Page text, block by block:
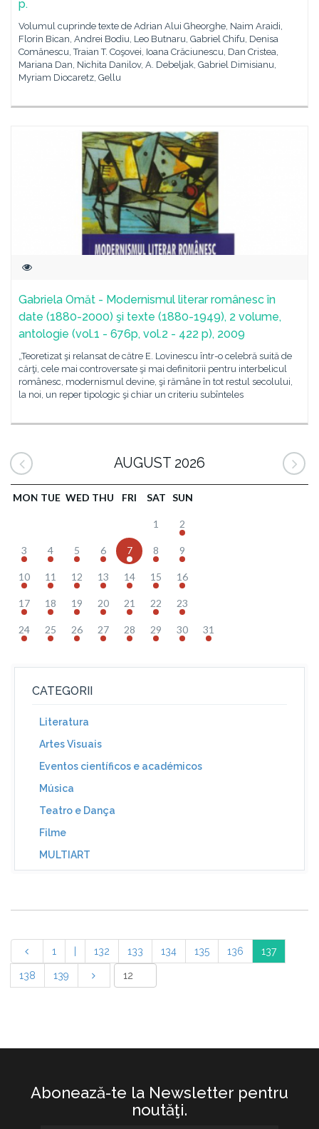
p.
Volumul cuprinde texte de Adrian Alui Gheorghe, Naim Araidi,
Florin Bican, Andrei Bodiu, Leo Butnaru, Gabriel Chifu, Denisa
Comănescu, Traian T. Coşovei, Ioana Crăciunescu, Dan Cristea,
Mariana Dan, Nichita Danilov, A. Debeljak, Gabriel Dimisianu,
Myriam Diocaretz, Gellu
Gabriela Omăt - Modernismul literar românesc în
date (1880-2000) şi texte (1880-1949), 2 volume,
antologie (vol.1 - 676p, vol.2 - 422 p), 2009
„Teoretizat şi relansat de către E. Lovinescu într-o celebră suită de
cărţi, cele mai controversate şi mai definitorii pentru interbelicul
românesc, modernismul devine, şi rămâne în tot restul secolului,
la noi, un reper tipologic şi chiar un criteriu subînteles
AUGUST 2026
MON TUE WED THU FRI SAT SUN
1 2
3 4 5 6 7 8 9
10 11 12 13 14 15 16
17 18 19 20 21 22 23
24 25 26 27 28 29 30 31
CATEGORII
Literatura
Artes Visuais
Eventos científicos e académicos
Música
Teatro e Dança
Filme
MULTIART
1 132 133 134 135 136 137
138 139
Abonează-te la Newsletter pentru
noutăţi.